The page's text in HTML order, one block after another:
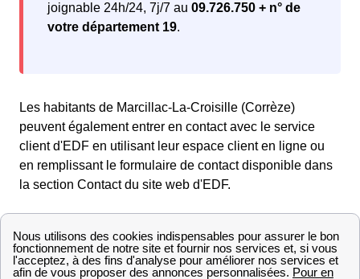
joignable 24h/24, 7j/7 au 09.726.750 + n° de
votre département 19.
Les habitants de Marcillac-La-Croisille (Corrèze)
peuvent également entrer en contact avec le service
client d'EDF en utilisant leur espace client en ligne ou
en remplissant le formulaire de contact disponible dans
la section Contact du site web d'EDF.
contacter le gestionnaire du réseau de distribution
Enedis (anciennement ERDF) au numéro gratuit